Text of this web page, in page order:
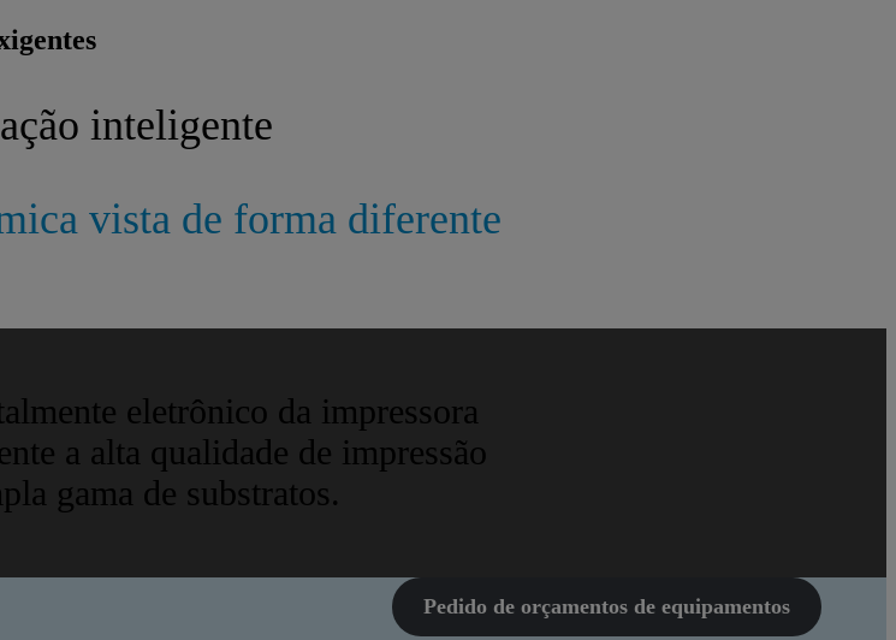
inteligente
vista de forma diferente
eletrônico da impressora
a alta qualidade de impressão
gama de substratos.
Pedido de orçamentos de equipamentos